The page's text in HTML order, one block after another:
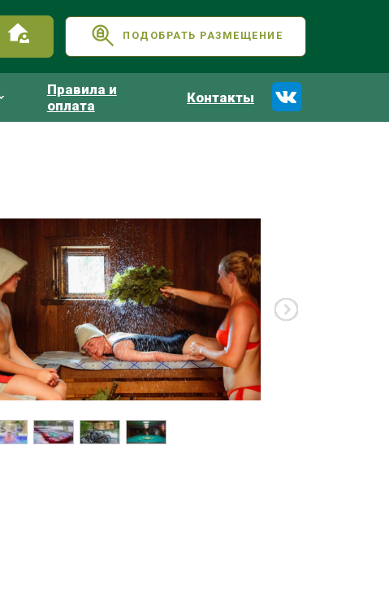
ПОДОБРАТЬ РАЗМЕЩЕНИЕ
Правила и
оплата
Контакты